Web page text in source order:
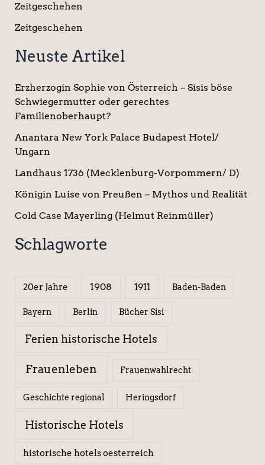
Zeitgeschehen
Zeitgeschehen
Neuste Artikel
Erzherzogin Sophie von Österreich – Sisis böse
Schwiegermutter oder gerechtes
Familienoberhaupt?
Anantara New York Palace Budapest Hotel/
Ungarn
Landhaus 1736 (Mecklenburg-Vorpommern/ D)
Königin Luise von Preußen – Mythos und Realität
Cold Case Mayerling (Helmut Reinmüller)
Schlagworte
20er Jahre 1908 1911 Baden-Baden
Bayern Berlin Bücher Sisi
Ferien historische Hotels
Frauenleben Frauenwahlrecht
Geschichte regional Heringsdorf
Historische Hotels
historische hotels oesterreich